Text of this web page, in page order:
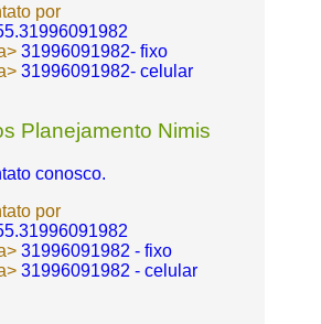
por
31996091982- fixo
31996091982- celular
Planejamento Nimis
conosco.
por
31996091982 - fixo
31996091982 - celular